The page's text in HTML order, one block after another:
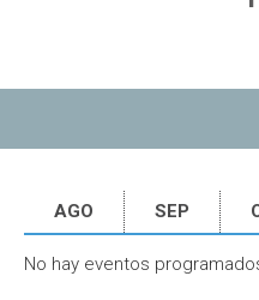
AGO SEP
No hay eventos